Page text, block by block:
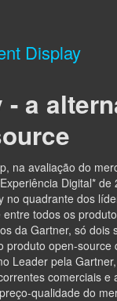
Display
- a
na avaliação do
Digital* de
no quadrante dos
entre todos os
da Gartner, só dois
produto open-source
Leader pela
comerciais e
qualidade do